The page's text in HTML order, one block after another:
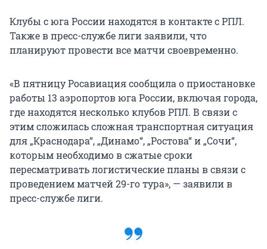
Клубы с юга России находятся в контакте с РПЛ.
Также в пресс-службе лиги заявили, что
планируют провести все матчи своевременно.
«В пятницу Росавиация сообщила о приостановке
работы 13 аэропортов юга России, включая города,
где находятся несколько клубов РПЛ. В связи с
этим сложилась сложная транспортная ситуация
для „Краснодара“, „Динамо“, „Ростова“ и „Сочи“,
которым необходимо в сжатые сроки
пересматривать логистические планы в связи с
проведением матчей 29-го тура», — заявили в
пресс-службе лиги.